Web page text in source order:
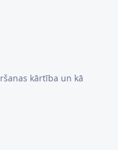
kārtība un kā